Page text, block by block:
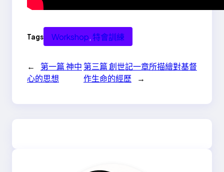
Tags Workshop, 特會訓練
←
第一篇 神中
心的思想
第三篇 創世記一章所描繪對基督
作生命的經歷
→